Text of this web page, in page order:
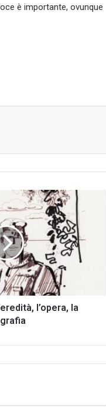
è importante, ovunque
l’opera, la